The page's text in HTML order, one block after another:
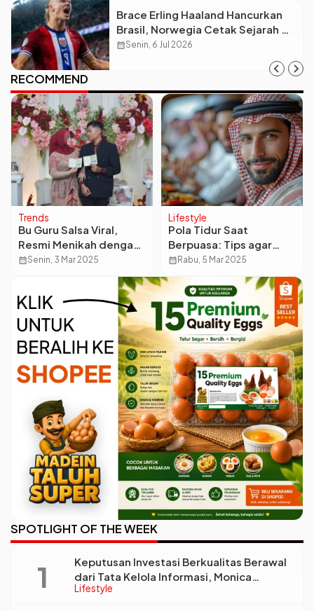
Brace Erling Haaland Hancurkan
Brasil, Norwegia Cetak Sejarah di
Piala Dunia 2026!
calendar_monthSenin, 6 Jul 2026
RECOMMEND
Trends
Bu Guru Salsa Viral,
Resmi Menikah dengan
Luqman Hakim Seorang
calendar_monthSenin, 3 Mar 2025
Lifestyle
Pola Tidur Saat
Berpuasa: Tips agar
Tetap Sehat dan Bugar
calendar_month Rabu, 5 Mar 2025
SPOTLIGHT OF THE WEEK
Lifestyle
Keputusan Investasi Berkualitas Berawal
dari Tata Kelola Informasi, Monica
Triyadi: Bukan Sekadar Analisis